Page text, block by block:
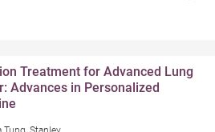
Treatment for Advanced Lung
Advances in Personalized